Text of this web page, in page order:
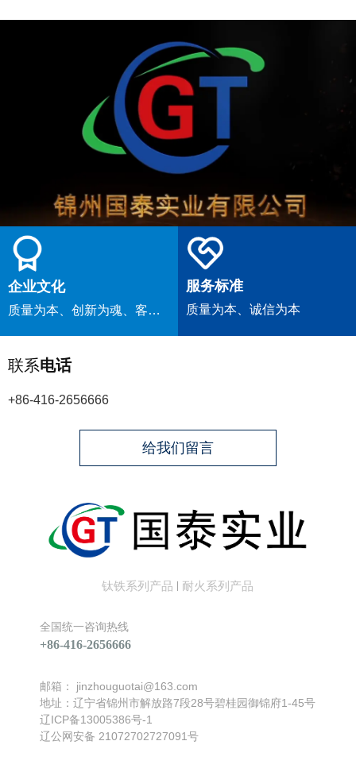
企业文化
质量为本、创新为魂、客户
服务标准
质量为本、诚信为本
联系电话
+86-416-2656666
给我们留言
钛铁系列产品 耐火系列产品
全国统一咨询热线
+86-416-2656666
邮箱：
jinzhouguotai@163.com
地址：辽宁省锦州市解放路7段28号碧桂园御锦府1-45号
辽ICP备13005386号-1
辽公网安备 21072702727091号